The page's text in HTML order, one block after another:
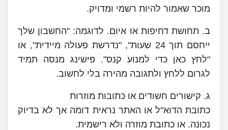
מוכר שאמור להיות רשמי ומדויק.
ב. תחושת דחיפות או איום. לדוגמה: "החשבון שלך
ייחסם תוך 24 שעות", "נדרשת פעולה מיידית", או
"לחץ כאן כדי למנוע קנס". פישינג מנסה תמיד
לגרום ללחץ ולתגובה מהירה בלי לחשוב.
ג. קישורים חשודים או כתובות מוזרות
כתובת הדוא"ל או האתר נראית דומה אך לא בדיוק
נכונה. או כתובת מוזרה ולא רישמית.